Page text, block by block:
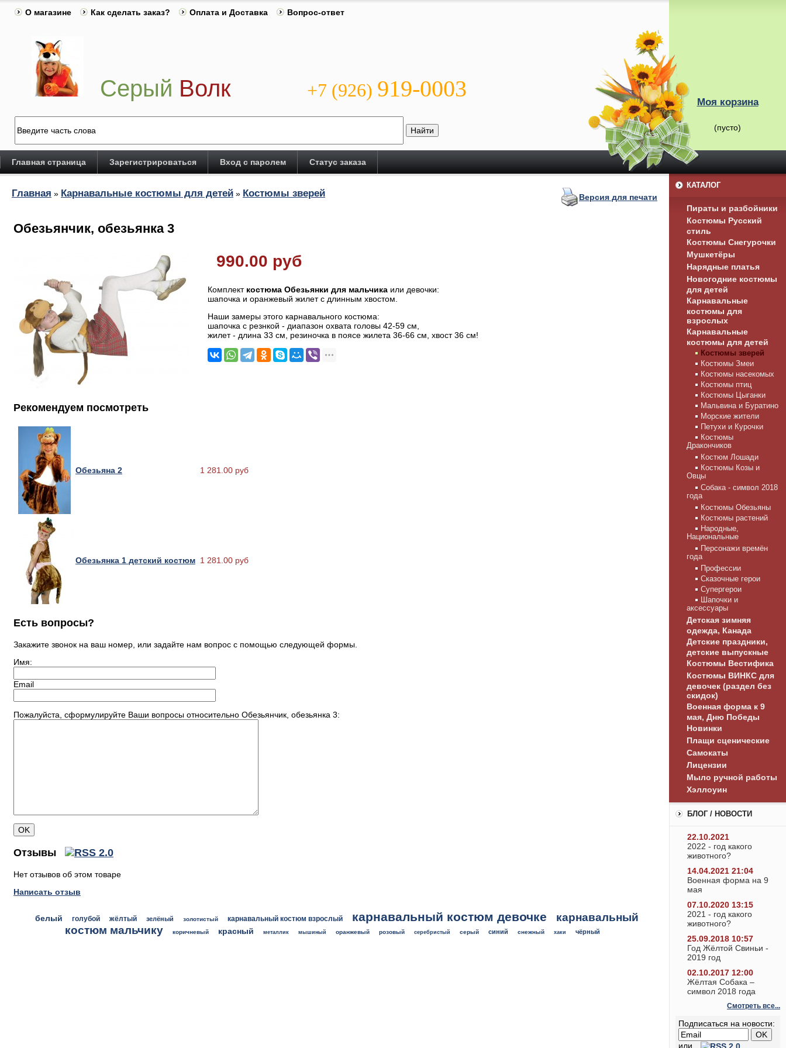
О магазине Как сделать заказ? Оплата и Доставка Вопрос-ответ
Серый Волк +7 (926) 919-0003
Моя корзина
(пусто)
Главная страница Зарегистрироваться Вход с паролем Статус заказа
Главная » Карнавальные костюмы для детей » Костюмы зверей Версия для печати
Обезьянчик, обезьянка 3
990.00 руб
Комплект костюма Обезьянки для мальчика или девочки:
шапочка и оранжевый жилет с длинным хвостом.
Наши замеры этого карнавального костюма:
шапочка с резнкой - диапазон охвата головы 42-59 см,
жилет - длина 33 см, резиночка в поясе жилета 36-66 см, хвост 36 см!
Рекомендуем посмотреть
Обезьяна 2 1 281.00 руб
Обезьянка 1 детский костюм 1 281.00 руб
Есть вопросы?
Закажите звонок на ваш номер, или задайте нам вопрос с помощью следующей формы.
Имя:
Email
Пожалуйста, сформулируйте Ваши вопросы относительно Обезьянчик, обезьянка 3:
Отзывы
Нет отзывов об этом товаре
Написать отзыв
белый голубой жёлтый зелёный золотистый карнавальный костюм взрослый карнавальный костюм девочке
карнавальный
костюм мальчику
коричневый красный металлик мышиный оранжевый розовый серебристый серый синий снежный хаки чёрный
КАТАЛОГ
Пираты и разбойники
Костюмы Русский
стиль
Костюмы Снегурочки
Мушкетёры
Нарядные платья
Новогодние костюмы
для детей
Карнавальные
костюмы для
взрослых
Карнавальные
костюмы для детей
Костюмы зверей
Костюмы Змеи
Костюмы насекомых
Костюмы птиц
Костюмы Цыганки
Мальвина и Буратино
Морские жители
Петухи и Курочки
Костюмы
Дракончиков
Костюм Лошади
Костюмы Козы и
Овцы
Собака - символ 2018
года
Костюмы Обезьяны
Костюмы растений
Народные,
Национальные
Персонажи времён
года
Профессии
Сказочные герои
Супергерои
Шапочки и
аксессуары
Детская зимняя
одежда, Канада
Детские праздники,
детские выпускные
Костюмы Вестифика
Костюмы ВИНКС для
девочек (раздел без
скидок)
Военная форма к 9
мая, Дню Победы
Новинки
Плащи сценические
Самокаты
Лицензии
Мыло ручной работы
Хэллоуин
БЛОГ / НОВОСТИ
22.10.2021
2022 - год какого
животного?
14.04.2021 21:04
Военная форма на 9
мая
07.10.2020 13:15
2021 - год какого
животного?
25.09.2018 10:57
Год Жёлтой Свиньи -
2019 год
02.10.2017 12:00
Жёлтая Собака –
символ 2018 года
Смотреть все...
Подписаться на новости:
или